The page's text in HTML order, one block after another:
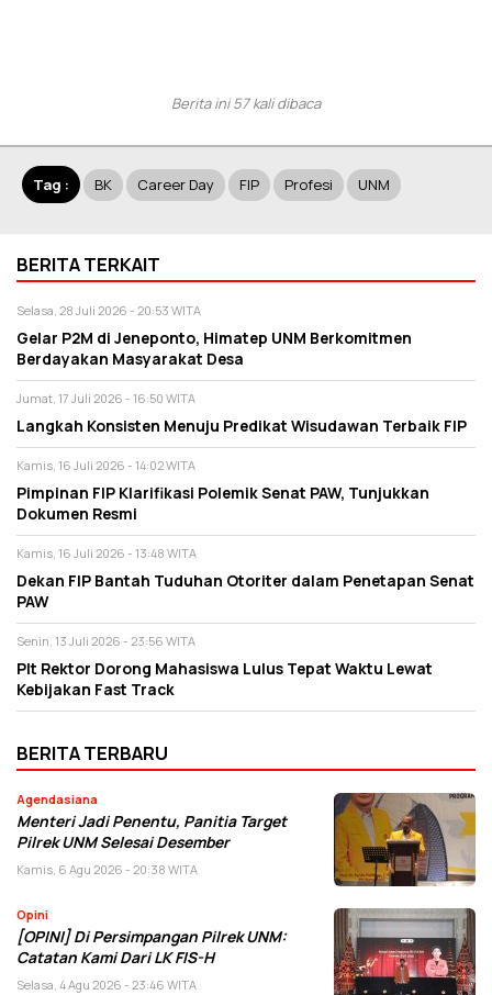
Berita ini 57 kali dibaca
Tag : BK Career Day FIP Profesi UNM
BERITA TERKAIT
Selasa, 28 Juli 2026 - 20:53 WITA
Gelar P2M di Jeneponto, Himatep UNM Berkomitmen
Berdayakan Masyarakat Desa
Jumat, 17 Juli 2026 - 16:50 WITA
Langkah Konsisten Menuju Predikat Wisudawan Terbaik FIP
Kamis, 16 Juli 2026 - 14:02 WITA
Pimpinan FIP Klarifikasi Polemik Senat PAW, Tunjukkan
Dokumen Resmi
Kamis, 16 Juli 2026 - 13:48 WITA
Dekan FIP Bantah Tuduhan Otoriter dalam Penetapan Senat
PAW
Senin, 13 Juli 2026 - 23:56 WITA
Plt Rektor Dorong Mahasiswa Lulus Tepat Waktu Lewat
Kebijakan Fast Track
BERITA TERBARU
Agendasiana
Menteri Jadi Penentu, Panitia Target
Pilrek UNM Selesai Desember
Kamis, 6 Agu 2026 - 20:38 WITA
Opini
[OPINI] Di Persimpangan Pilrek UNM:
Catatan Kami Dari LK FIS-H
Selasa, 4 Agu 2026 - 23:46 WITA